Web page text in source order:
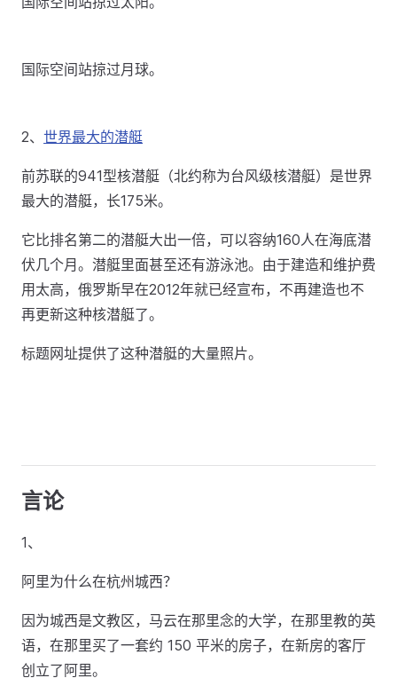
国际空间站掠过月球。
2、 世界最大的潜艇
前苏联的941型核潜艇（北约称为台风级核潜艇）是世界
最大的潜艇，长175米。
它比排名第二的潜艇大出一倍，可以容纳160人在海底潜
伏几个月。潜艇里面甚至还有游泳池。由于建造和维护费
用太高，俄罗斯早在2012年就已经宣布，不再建造也不
再更新这种核潜艇了。
标题网址提供了这种潜艇的大量照片。
言论
1、
阿里为什么在杭州城西？
因为城西是文教区，马云在那里念的大学，在那里教的英
语，在那里买了一套约 150 平米的房子，在新房的客厅
创立了阿里。